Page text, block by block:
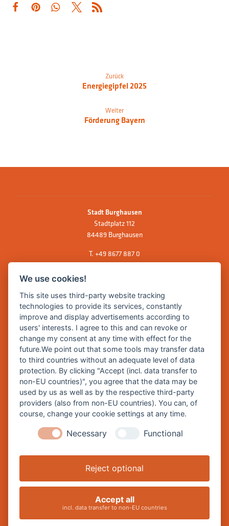
Zurück
Energiegipfel 2025
Weiter
Förderung Bayern
Stadt Burghausen
Stadtplatz 112
84489 Burghausen
T. +49 8677 887 0
E Mail:
Zentrale Webseite der Stadt Burghausen:
www.burghausen.de
Burghausen in leichter Sprache
So funktioniert burghausen.de
Inhalte von burghausen.de
Datenschutz
Barrierefreiheitserklärung
Cookie-Einstellungen ändern
We use cookies!
This site uses third-party website tracking
technologies to provide its services, constantly
improve and display advertisements according to
users' interests. I agree to this and can revoke or
change my consent at any time with effect for the
future.We point out that some tools may transfer data
to third countries without an adequate level of data
protection. By clicking "Accept (incl. data transfer to
non-EU countries)", you agree that the data may be
used by us as well as by the respective third-party
providers (also from non-EU countries). You can, of
course, change your cookie settings at any time.
Necessary Functional
Reject optional
Accept all
incl. data transfer to non-EU countries